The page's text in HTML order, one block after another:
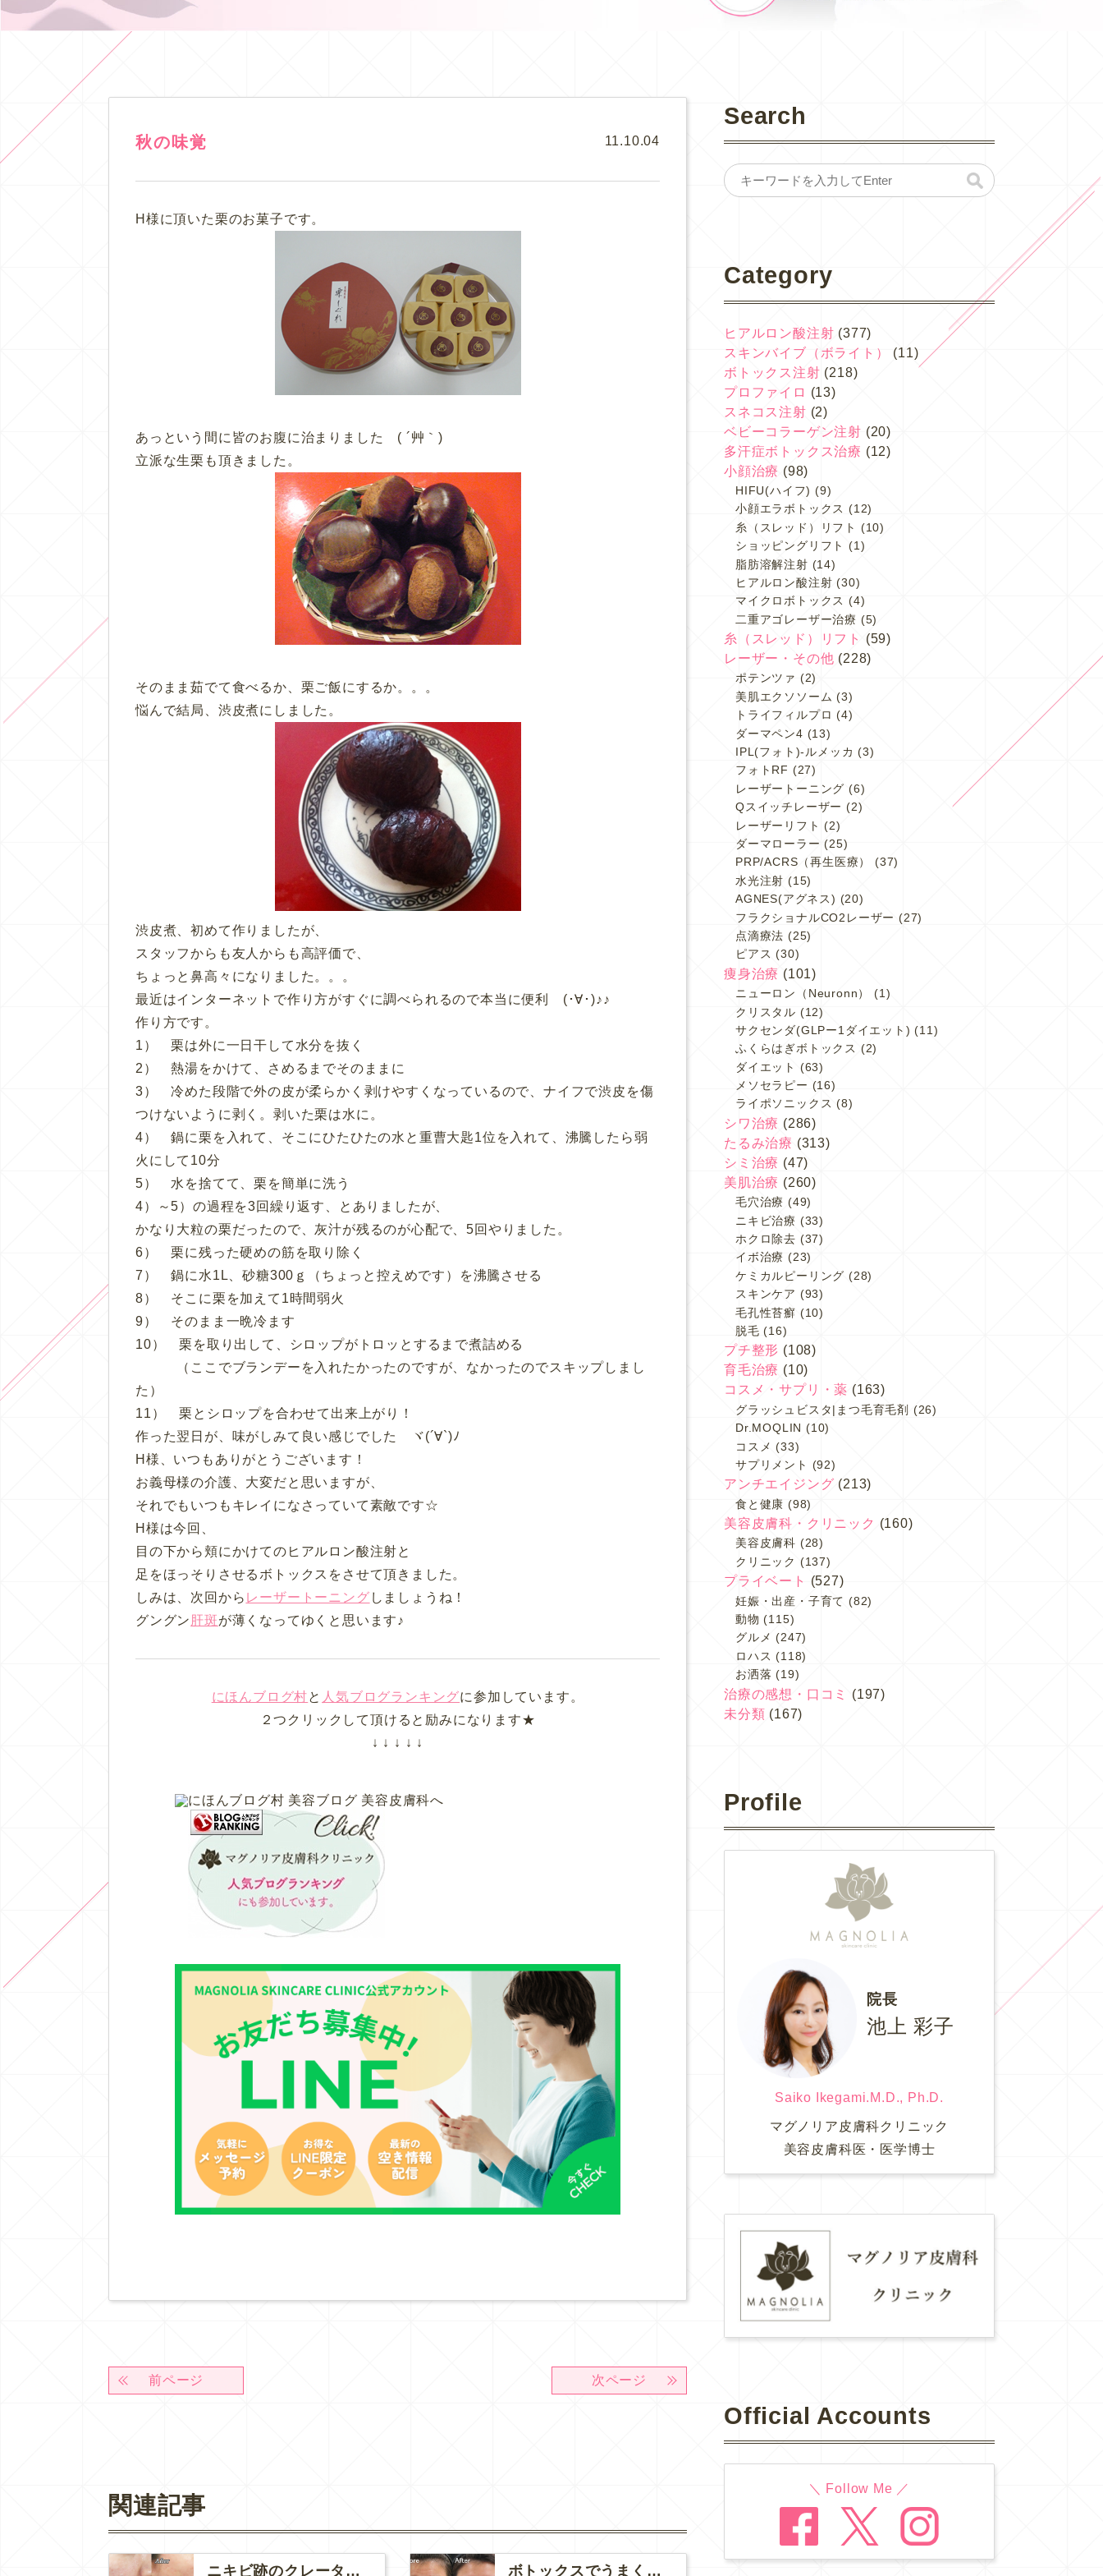
秋の味覚 11.10.04
H様に頂いた栗のお菓子です。
あっという間に皆のお腹に治まりました ( ´艸｀)
立派な生栗も頂きました。
そのまま茹でて食べるか、栗ご飯にするか。。。
悩んで結局、渋皮煮にしました。
渋皮煮、初めて作りましたが、
スタッフからも友人からも高評価で、
ちょっと鼻高々になりました。。。
最近はインターネットで作り方がすぐに調べられるので本当に便利 (･∀･)♪♪
作り方です。
1） 栗は外に一日干して水分を抜く
2） 熱湯をかけて、さめるまでそのままに
3） 冷めた段階で外の皮が柔らかく剥けやすくなっているので、ナイフで渋皮を傷
つけないように剥く。剥いた栗は水に。
4） 鍋に栗を入れて、そこにひたひたの水と重曹大匙1位を入れて、沸騰したら弱
火にして10分
5） 水を捨てて、栗を簡単に洗う
4）～5）の過程を3回繰り返す、とありましたが、
かなり大粒の栗だったので、灰汁が残るのが心配で、5回やりました。
6） 栗に残った硬めの筋を取り除く
7） 鍋に水1L、砂糖300ｇ（ちょっと控えめです）を沸騰させる
8） そこに栗を加えて1時間弱火
9） そのまま一晩冷ます
10） 栗を取り出して、シロップがトロッとするまで煮詰める
（ここでブランデーを入れたかったのですが、なかったのでスキップしまし
た）
11） 栗とシロップを合わせて出来上がり！
作った翌日が、味がしみて良い感じでした ヾ(´∀`)ﾉ
H様、いつもありがとうございます！
お義母様の介護、大変だと思いますが、
それでもいつもキレイになさっていて素敵です☆
H様は今回、
目の下から頬にかけてのヒアルロン酸注射と
足をほっそりさせるボトックスをさせて頂きました。
しみは、次回から レーザートーニング しましょうね！
グングン 肝斑が薄くなってゆくと思います♪
にほんブログ村と 人気ブログランキングに参加しています。
２つクリックして頂けると励みになります★
↓ ↓ ↓ ↓ ↓
前ページ 次ページ
関連記事
ニキビ跡のクレーター・凹凸にはダーマペン４＋コラーゲンピール ボトックスでうまく笑えなくなる？
Search
Category
ヒアルロン酸注射 (377)
スキンバイブ（ボライト）
(11)
ボトックス注射 (218)
プロファイロ (13)
スネコス注射 (2)
ベビーコラーゲン注射 (20)
多汗症ボトックス治療 (12)
小顔治療 (98)
HIFU(ハイフ) (9)
小顔エラボトックス (12)
糸（スレッド）リフト
(10)
ショッピングリフト
(1)
脂肪溶解注射 (14)
ヒアルロン酸注射 (30)
マイクロボトックス (4)
二重アゴレーザー治療 (5)
糸（スレッド）リフト
(59)
レーザー・その他 (228)
ポテンツァ (2)
美肌エクソソーム (3)
トライフィルプロ (4)
ダーマペン4 (13)
IPL(フォト)-ルメッカ (3)
フォトRF (27)
レーザートーニング (6)
Qスイッチレーザー (2)
レーザーリフト (2)
ダーマローラー (25)
PRP/ACRS（再生医療）
(37)
水光注射 (15)
AGNES(アグネス) (20)
フラクショナルCO2レーザー (27)
点滴療法 (25)
ピアス (30)
痩身治療 (101)
ニューロン（Neuronn）
(1)
クリスタル (12)
サクセンダ(GLPー1ダイエット) (11)
ふくらはぎボトックス (2)
ダイエット (63)
メソセラピー (16)
ライポソニックス (8)
シワ治療 (286)
たるみ治療 (313)
シミ治療 (47)
美肌治療 (260)
毛穴治療 (49)
ニキビ治療 (33)
ホクロ除去 (37)
イボ治療 (23)
ケミカルピーリング (28)
スキンケア (93)
毛孔性苔癬 (10)
脱毛 (16)
プチ整形 (108)
育毛治療 (10)
コスメ・サプリ・薬 (163)
グラッシュビスタ|まつ毛育毛剤
(26)
Dr.MOQLIN (10)
コスメ (33)
サプリメント
(92)
アンチエイジング (213)
食と健康 (98)
美容皮膚科・クリニック (160)
美容皮膚科 (28)
クリニック (137)
プライベート (527)
妊娠・出産・子育て (82)
動物 (115)
グルメ (247)
ロハス (118)
お洒落 (19)
治療の感想・口コミ
(197)
未分類 (167)
Profile
院長
池上 彩子
Saiko Ikegami.M.D., Ph.D.
マグノリア皮膚科クリニック
美容皮膚科医・医学博士
Official Accounts
＼ Follow Me ／